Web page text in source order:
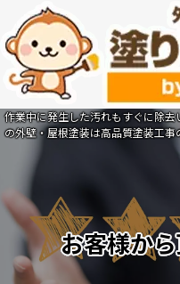
作業中に発生した汚れもすぐに除
の外壁・屋根塗装は高品質塗装工
お客様か